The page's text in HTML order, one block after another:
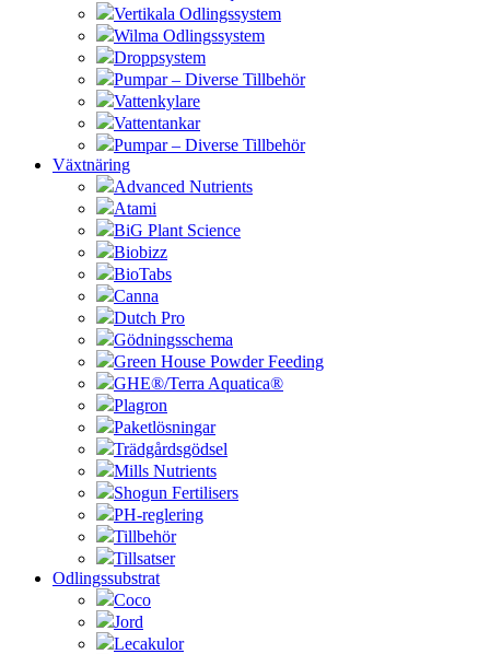
Vertikala Odlingssystem
Wilma Odlingssystem
Droppsystem
Pumpar – Diverse Tillbehör
Vattenkylare
Vattentankar
Pumpar – Diverse Tillbehör
Växtnäring
Advanced Nutrients
Atami
BiG Plant Science
Biobizz
BioTabs
Canna
Dutch Pro
Gödningsschema
Green House Powder Feeding
GHE®/Terra Aquatica®
Plagron
Paketlösningar
Trädgårdsgödsel
Mills Nutrients
Shogun Fertilisers
PH-reglering
Tillbehör
Tillsatser
Odlingssubstrat
Coco
Jord
Lecakulor